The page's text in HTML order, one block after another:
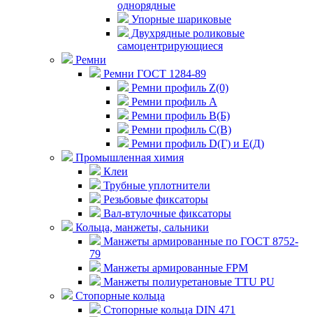
однорядные
Упорные шариковые
Двухрядные роликовые
самоцентрирующиеся
Ремни
Ремни ГОСТ 1284-89
Ремни профиль Z(0)
Ремни профиль А
Ремни профиль В(Б)
Ремни профиль С(В)
Ремни профиль D(Г) и E(Д)
Промышленная химия
Клеи
Трубные уплотнители
Резьбовые фиксаторы
Вал-втулочные фиксаторы
Кольца, манжеты, сальники
Манжеты армированные по ГОСТ 8752-
79
Манжеты армированные FPM
Манжеты полиуретановые TTU PU
Стопорные кольца
Стопорные кольца DIN 471